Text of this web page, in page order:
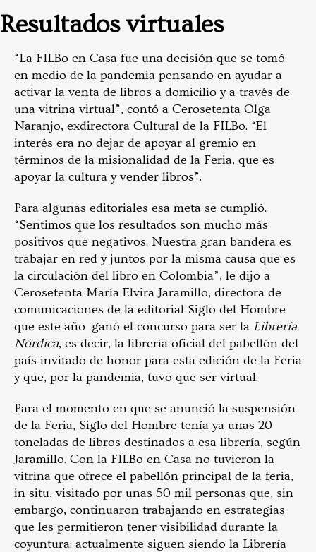
Resultados virtuales
“La FILBo en Casa fue una decisión que se tomó
en medio de la pandemia pensando en ayudar a
activar la venta de libros a domicilio y a través de
una vitrina virtual”, contó a Cerosetenta Olga
Naranjo, exdirectora Cultural de la FILBo. “El
interés era no dejar de apoyar al gremio en
términos de la misionalidad de la Feria, que es
apoyar la cultura y vender libros”.
Para algunas editoriales esa meta se cumplió.
“Sentimos que los resultados son mucho más
positivos que negativos. Nuestra gran bandera es
trabajar en red y juntos por la misma causa que es
la circulación del libro en Colombia”, le dijo a
Cerosetenta María Elvira Jaramillo, directora de
comunicaciones de la editorial Siglo del Hombre
que este año ganó el concurso para ser la Librería
Nórdica, es decir, la librería oficial del pabellón del
país invitado de honor para esta edición de la Feria
y que, por la pandemia, tuvo que ser virtual.
Para el momento en que se anunció la suspensión
de la Feria, Siglo del Hombre tenía ya unas 20
toneladas de libros destinados a esa librería, según
Jaramillo. Con la FILBo en Casa no tuvieron la
vitrina que ofrece el pabellón principal de la feria,
in situ, visitado por unas 50 mil personas que, sin
embargo, continuaron trabajando en estrategias
que les permitieron tener visibilidad durante la
coyuntura: actualmente siguen siendo la Librería